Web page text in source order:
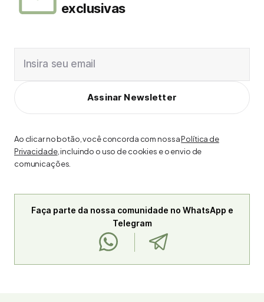
exclusivas
Insira seu email
Assinar Newsletter
Ao clicar no botão, você concorda com nossaPolítica de
Privacidade, incluindo o uso de cookies e o envio de
comunicações.
Faça parte da nossa comunidade no WhatsApp e
Telegram